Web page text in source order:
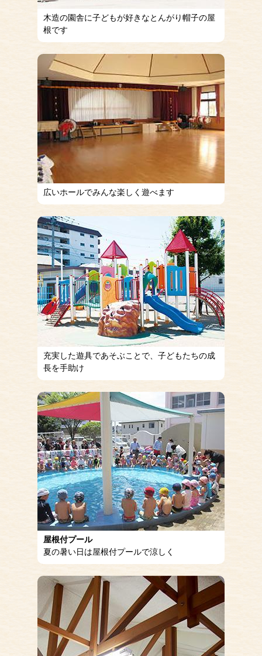
木造の園舎に子どもが好きなとんがり帽子の屋
根です
広いホールでみんな楽しく遊べます
充実した遊具であそぶことで、子どもたちの成
長を手助け
屋根付プール
夏の暑い日は屋根付プールで涼しく